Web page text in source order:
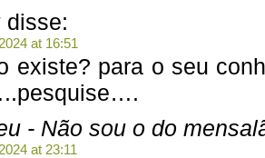
disse:
at 16:51
existe? para o seu
- Não sou o do
at 23:11